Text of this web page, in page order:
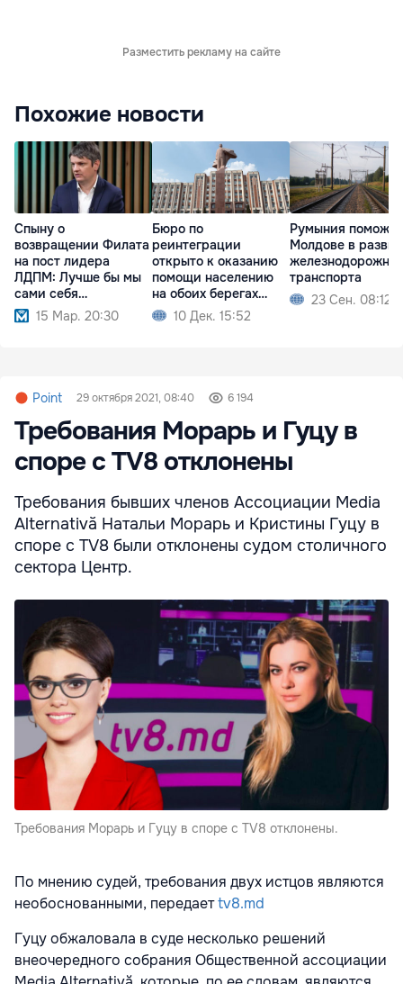
Разместить рекламу на сайте
Похожие новости
Спыну о
возвращении Филата
на пост лидера
ЛДПМ: Лучше бы мы
сами себя
распустили
15 Мар. 20:30
Бюро по
реинтеграции
открыто к оказанию
помощи населению
на обоих берегах
Днестра
10 Дек. 15:52
Румыния поможет
Молдове в
транспорта
23 Сен. 08:12
Point 29 октября 2021, 08:40 6 194
Требования Морарь и Гуцу в
споре с TV8 отклонены
Требования бывших членов Ассоциации Media
Alternativă Натальи Морарь и Кристины Гуцу в
споре с TV8 были отклонены судом столичного
сектора Центр.
Требования Морарь и Гуцу в споре с TV8 отклонены.
По мнению судей, требования двух истцов являются
необоснованными, передаетtv8.md
Гуцу обжаловала в суде несколько решений
внеочередного собрания Общественной ассоциации